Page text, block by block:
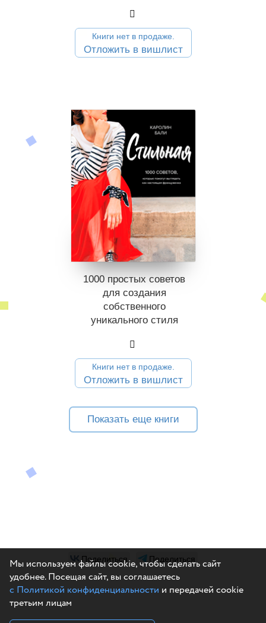
Книги нет в продаже.
Отложить в вишлист
1000 простых советов
для создания
собственного
уникального стиля
Книги нет в продаже.
Отложить в вишлист
Показать еще книги
Поделиться Поделиться
Мы используем файлы cookie, чтобы сделать сайт
удобнее. Посещая сайт, вы соглашаетесь
с Политикой конфиденциальности и передачей cookie
третьим лицам